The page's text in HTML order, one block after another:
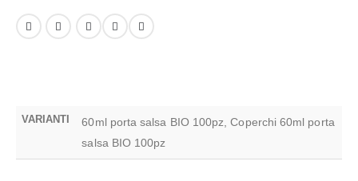
VARIANTI
60ml porta salsa BIO 100pz, Coperchi 60ml porta
salsa BIO 100pz